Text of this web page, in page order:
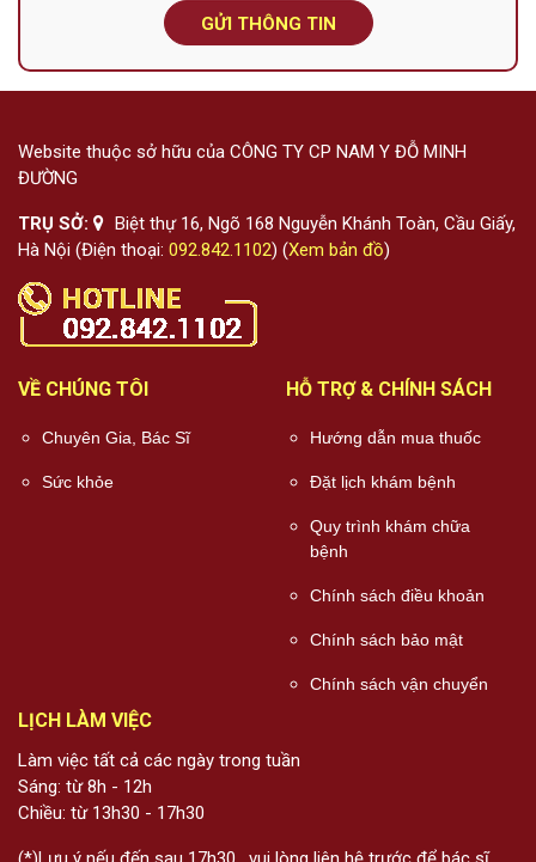
GỬI THÔNG TIN
Website thuộc sở hữu của CÔNG TY CP NAM Y ĐỖ MINH
ĐƯỜNG
TRỤ SỞ:
Biệt thự 16, Ngõ 168 Nguyễn Khánh Toàn, Cầu Giấy,
Hà Nội (Điện thoại: 092.842.1102) (Xem bản đồ)
VỀ CHÚNG TÔI
Chuyên Gia, Bác Sĩ
Sức khỏe
HỖ TRỢ & CHÍNH SÁCH
Hướng dẫn mua thuốc
Đặt lịch khám bệnh
Quy trình khám chữa
bệnh
Chính sách điều khoản
Chính sách bảo mật
Chính sách vận chuyển
LỊCH LÀM VIỆC
Làm việc tất cả các ngày trong tuần
Sáng: từ 8h - 12h
Chiều: từ 13h30 - 17h30